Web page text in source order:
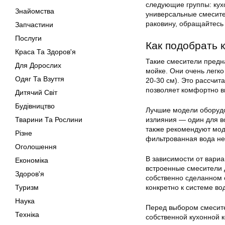
Знайомства
Запчастини
Послуги
Краса Та Здоров'я
Для Дорослих
Одяг Та Взуття
Дитячий Світ
Будівництво
Тварини Та Рослини
Різне
Оголошення
Економіка
Здоров'я
Туризм
Наука
Техніка
следующие группы:
универсальные
раковину,
Как подобрать
Такие смесители
мойке. Они очень
20-30 см). Это
позволяет комфортно
Лучшие модели
излияния — один для
также рекомендуют
фильтрованная вода
В зависимости от
встроенные смесители
собственно сделанном
конкретно к системе
Перед выбором
собственной кухонной